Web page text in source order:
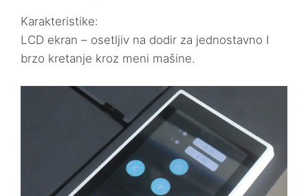
Karakteristike:
LCD ekran – osetljiv na dodir za jednostavno I
brzo kretanje kroz meni mašine.